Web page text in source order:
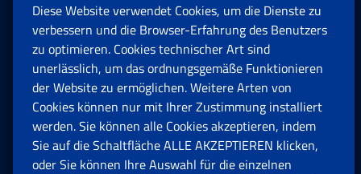
Rente und Sozialversicherung
Arbeit
Beihilfen, Subventionen und Entschädigungen
Unternehmen und Freiberufler
Diese Website verwendet Cookies, um die Dienste zu
verbessern und die Browser-Erfahrung des Benutzers
zu optimieren. Cookies technischer Art sind
unerlässlich, um das ordnungsgemäße Funktionieren
der Website zu ermöglichen. Weitere Arten von
Cookies können nur mit Ihrer Zustimmung installiert
werden. Sie können alle Cookies akzeptieren, indem
Sie auf die Schaltfläche ALLE AKZEPTIEREN klicken,
oder Sie können Ihre Auswahl für die einzelnen